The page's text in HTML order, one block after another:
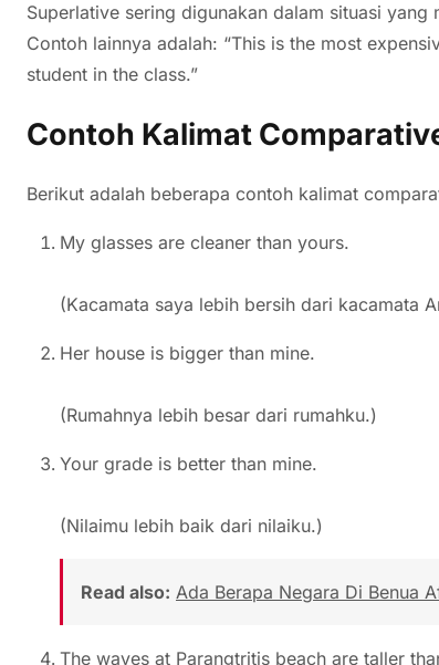
Superlative sering digunakan dalam situasi
Contoh lainnya adalah: “This is the most
student in the class.”
Contoh Kalimat
Berikut adalah beberapa contoh kalimat
My glasses are cleaner than yours.
(Kacamata saya lebih bersih dari kacamata
Her house is bigger than mine.
(Rumahnya lebih besar dari rumahku.)
Your grade is better than mine.
(Nilaimu lebih baik dari nilaiku.)
Read also: Ada Berapa Negara Di Benua
The waves at Parangtritis beach are taller